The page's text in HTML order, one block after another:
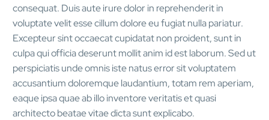
consequat. Duis aute irure dolor in reprehenderit in
voluptate velit esse cillum dolore eu fugiat nulla pariatur.
Excepteur sint occaecat cupidatat non proident, sunt in
culpa qui officia deserunt mollit anim id est laborum. Sed ut
perspiciatis unde omnis iste natus error sit voluptatem
accusantium doloremque laudantium, totam rem aperiam,
eaque ipsa quae ab illo inventore veritatis et quasi
architecto beatae vitae dicta sunt explicabo.